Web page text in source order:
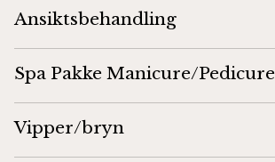
Ansiktsbehandling
Spa Pakke Manicure/Pedicure
Vipper/bryn